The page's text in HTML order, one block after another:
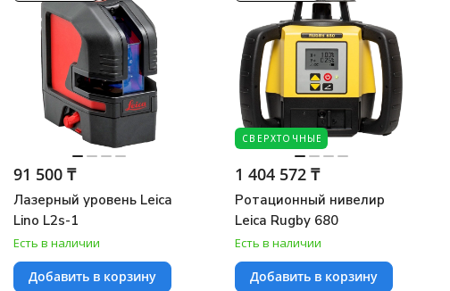
91 500 ₸
Лазерный уровень Leica
Lino L2s-1
Есть в наличии
Добавить в корзину
СВЕРХТОЧНЫЕ
1 404 572 ₸
Ротационный нивелир
Leica Rugby 680
Есть в наличии
Добавить в корзину